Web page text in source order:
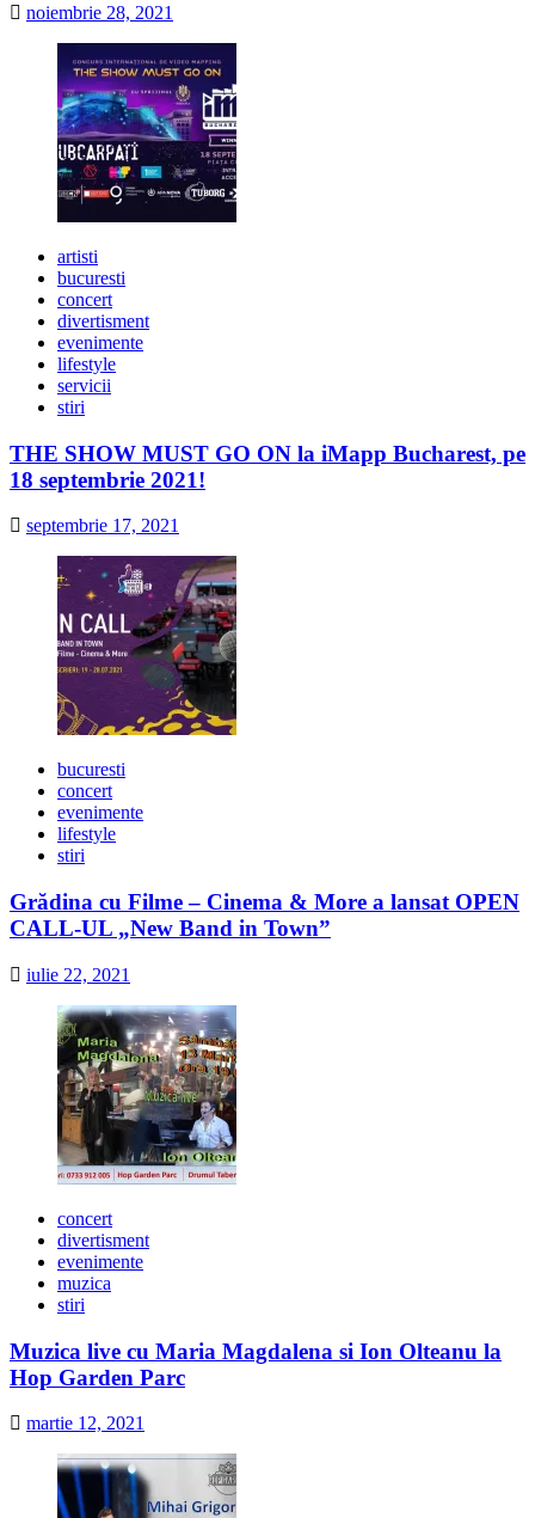
noiembrie 28, 2021
artisti
bucuresti
concert
divertisment
evenimente
lifestyle
servicii
stiri
THE SHOW MUST GO ON la iMapp Bucharest, pe
18 septembrie 2021!
septembrie 17, 2021
bucuresti
concert
evenimente
lifestyle
stiri
Grădina cu Filme – Cinema & More a lansat OPEN
CALL-UL „New Band in Town”
iulie 22, 2021
concert
divertisment
evenimente
muzica
stiri
Muzica live cu Maria Magdalena si Ion Olteanu la
Hop Garden Parc
martie 12, 2021